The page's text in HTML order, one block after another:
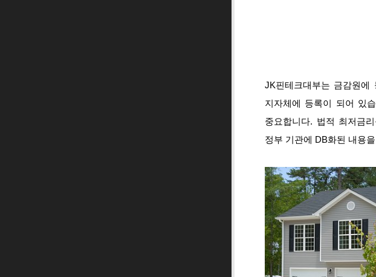
JK핀테크대부는 금감원에
지자체에 등록이 되어 있
중요합니다. 법적 최저금
정부 기관에 DB화된 내용